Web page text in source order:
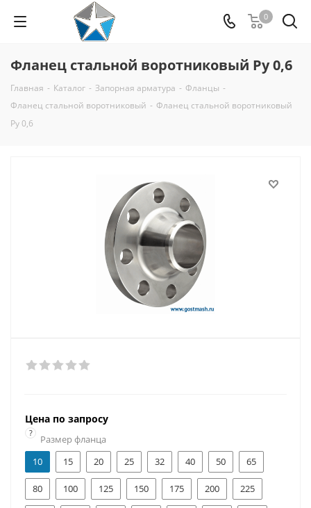
0
Фланец стальной воротниковый Ру 0,6
Главная - Каталог - Запорная арматура - Фланцы -
Фланец стальной воротниковый - Фланец стальной воротниковый
Ру 0,6
Цена по запросу
?
Размер фланца
10
15 20 25 32 40 50 65
80 100 125 150 175 200 225